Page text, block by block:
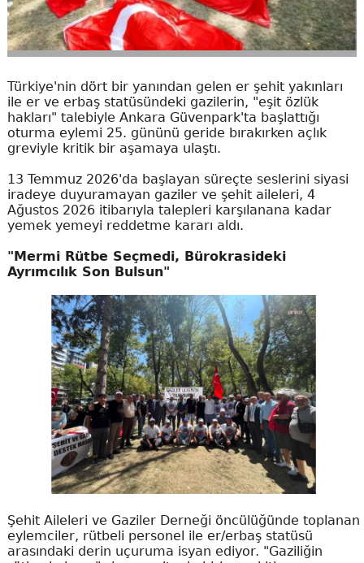
Türkiye'nin dört bir yanından gelen er şehit yakınları
ile er ve erbaş statüsündeki gazilerin, "eşit özlük
hakları" talebiyle Ankara Güvenpark'ta başlattığı
oturma eylemi 25. gününü geride bırakırken açlık
greviyle kritik bir aşamaya ulaştı.
13 Temmuz 2026'da başlayan süreçte seslerini siyasi
iradeye duyuramayan gaziler ve şehit aileleri, 4
Ağustos 2026 itibarıyla talepleri karşılanana kadar
yemek yemeyi reddetme kararı aldı.
"Mermi Rütbe Seçmedi, Bürokrasideki
Ayrımcılık Son Bulsun"
Şehit Aileleri ve Gaziler Derneği öncülüğünde toplanan
eylemciler, rütbeli personel ile er/erbaş statüsü
arasındaki derin uçuruma isyan ediyor. "Gaziliğin